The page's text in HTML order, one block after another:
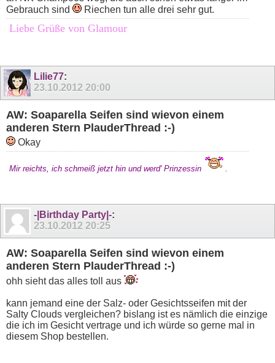
Gebrauch sind
Riechen tun alle drei sehr gut.
Liebe Grüße von Glamour
Lilie77:
23.10.2012 20:00
AW: Soaparella Seifen sind wievon einem
anderen Stern PlauderThread :-)
Okay
Mir reichts, ich schmeiß jetzt hin und werd' Prinzessin .
-|Birthday Party|-:
23.10.2012 20:25
AW: Soaparella Seifen sind wievon einem
anderen Stern PlauderThread :-)
ohh sieht das alles toll aus
kann jemand eine der Salz- oder Gesichtsseifen mit der
Salty Clouds vergleichen? bislang ist es nämlich die einzige
die ich im Gesicht vertrage und ich würde so gerne mal in
diesem Shop bestellen.